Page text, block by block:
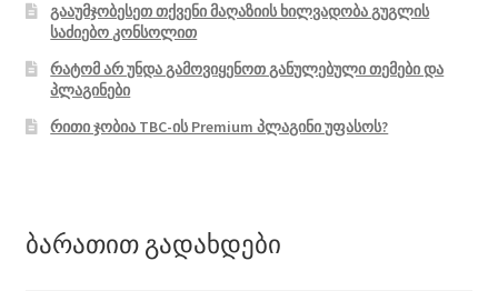
გააუმჯობესეთ თქვენი მაღაზიის ხილვადობა გუგლის
საძიებო კონსოლით
რატომ არ უნდა გამოვიყენოთ განულებული თემები და
პლაგინები
რითი ჯობია TBC-ის Premium პლაგინი უფასოს?
ბარათით გადახდები